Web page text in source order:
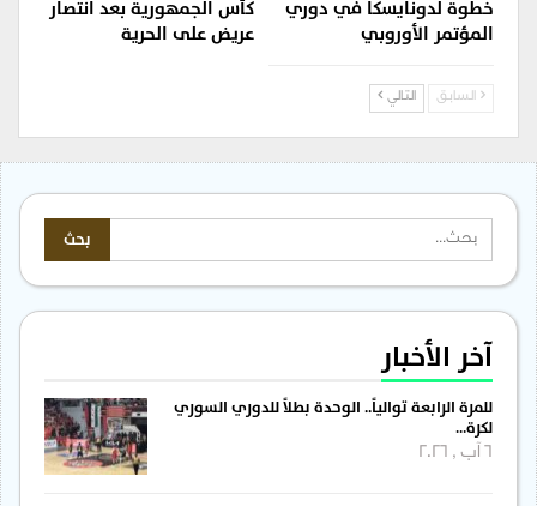
خطوة لدونايسكا في دوري
المؤتمر الأوروبي
كأس الجمهورية بعد انتصار
عريض على الحرية
السابق التالي
آخر الأخبار
للمرة الرابعة توالياً.. الوحدة بطلاً للدوري السوري
لكرة…